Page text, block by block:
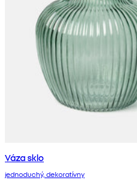
Váza sklo
jednoduchý, dekoratívny